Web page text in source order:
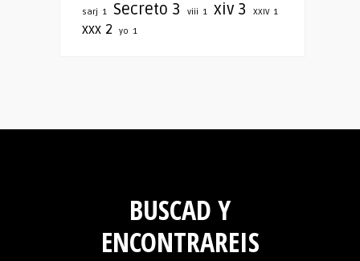
sarj 1 Secreto 3 viii 1 xiv 3 XXIV 1
xxx 2 yo 1
BUSCAD Y
ENCONTRAREIS